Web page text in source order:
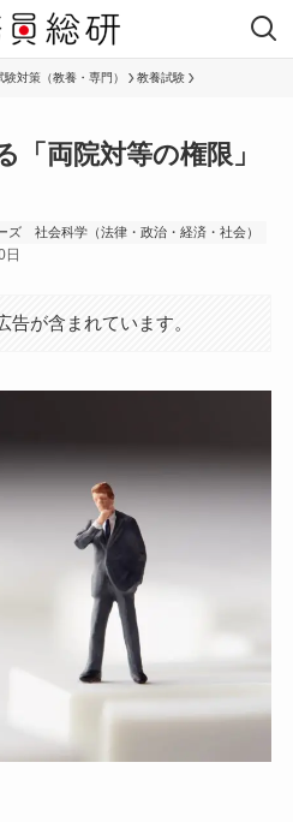
験対策（教養・専門） 教養試験
「両院対等の権限」
ズ 社会科学（法律・政治・経済・社会）
日
告が含まれています。